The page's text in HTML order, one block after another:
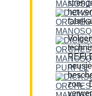
het
zon.